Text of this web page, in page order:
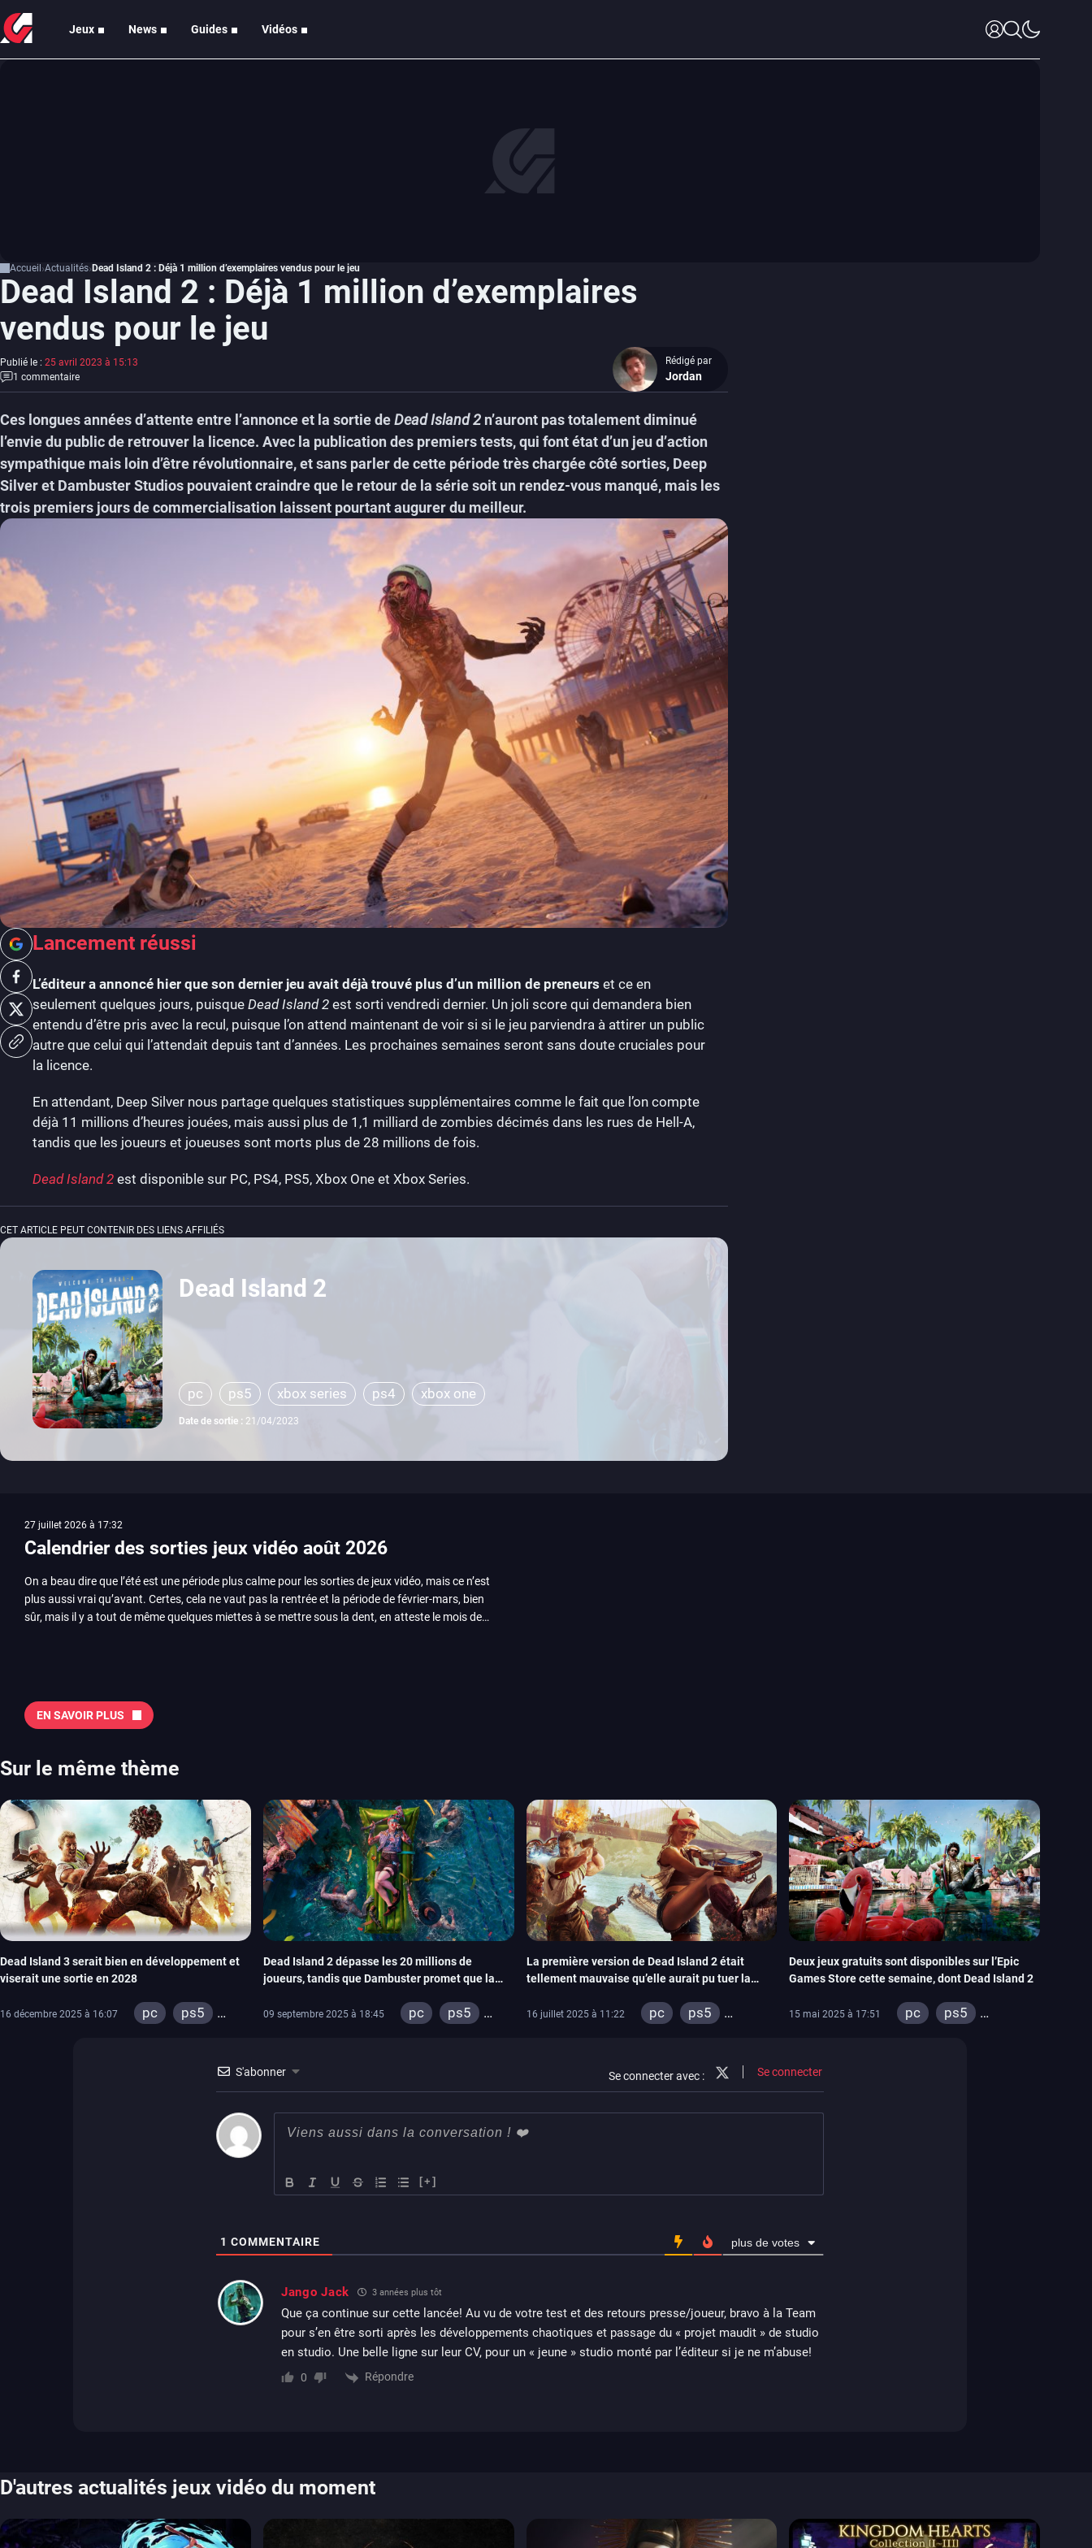
Jeux News Guides Vidéos
Accueil Actualités Dead Island 2 : Déjà 1 million d’exemplaires vendus pour le jeu
Dead Island 2 : Déjà 1 million d’exemplaires
vendus pour le jeu
Publié le : 25 avril 2023 à 15:13
1 commentaire
Rédigé par
Jordan
Ces longues années d’attente entre l’annonce et la sortie deDead Island 2 n’auront pas totalement diminué
l’envie du public de retrouver la licence. Avec la publication des premiers tests, qui font état d’un jeu d’action
sympathique mais loin d’être révolutionnaire, et sans parler de cette période très chargée côté sorties, Deep
Silver et Dambuster Studios pouvaient craindre que le retour de la série soit un rendez-vous manqué, mais les
trois premiers jours de commercialisation laissent pourtant augurer du meilleur.
Lancement réussi
L’éditeur a annoncé hier que son dernier jeu avait déjà trouvé plus d’un million de preneurs et ce en
seulement quelques jours, puisque Dead Island 2 est sorti vendredi dernier. Un joli score qui demandera bien
entendu d’être pris avec la recul, puisque l’on attend maintenant de voir si si le jeu parviendra à attirer un public
autre que celui qui l’attendait depuis tant d’années. Les prochaines semaines seront sans doute cruciales pour
la licence.
En attendant, Deep Silver nous partage quelques statistiques supplémentaires comme le fait que l’on compte
déjà 11 millions d’heures jouées, mais aussi plus de 1,1 milliard de zombies décimés dans les rues de Hell-A,
tandis que les joueurs et joueuses sont morts plus de 28 millions de fois.
Dead Island 2 est disponible sur PC, PS4, PS5, Xbox One et Xbox Series.
CET ARTICLE PEUT CONTENIR DES LIENS AFFILIÉS
Dead Island 2
pc ps5 xbox series ps4 xbox one
Date de sortie : 21/04/2023
27 juillet 2026 à 17:32
Calendrier des sorties jeux vidéo août 2026
On a beau dire que l’été est une période plus calme pour les sorties de jeux vidéo, mais ce n’est
plus aussi vrai qu’avant. Certes, cela ne vaut pas la rentrée et la période de février-mars, bien
sûr, mais il y a tout de même quelques miettes à se mettre sous la dent, en atteste le mois de
Tokon ou encore Beast of Reincarnation, qui nous montre que Game Freak sait faire autre
chose d’ambitieux que Pokémon. On n’oubliera pas la période de Gamescom, avec Star Wars,
2026 Vous trouverez ici tous les jeux majeurs qui sortiront au mois de juin. Vous trouverez
aussi les jeux de ce mois dans notre page dédiée…
EN SAVOIR PLUS
Sur le même thème
Dead Island 3 serait bien en développement et
viserait une sortie en 2028
16 décembre 2025 à 16:07 pc
ps5
Dead Island 2 dépasse les 20 millions de
joueurs, tandis que Dambuster promet que la
09 septembre 2025 à 18:45 pc
ps5
La première version de Dead Island 2 était
tellement mauvaise qu’elle aurait pu tuer la
16 juillet 2025 à 11:22 pc
ps5
Deux jeux gratuits sont disponibles sur l’Epic
Games Store cette semaine, dont Dead Island 2
15 mai 2025 à 17:51 pc
ps5
S'abonner Se connecter avec : Se connecter
[+]
1 COMMENTAIRE plus de votes
Jango Jack 3 années plus tôt
Que ça continue sur cette lancée! Au vu de votre test et des retours presse/joueur, bravo à la Team
pour s’en être sorti après les développements chaotiques et passage du « projet maudit » de studio
en studio. Une belle ligne sur leur CV, pour un « jeune » studio monté par l’éditeur si je ne m’abuse!
0 Répondre
D'autres actualités jeux vidéo du moment